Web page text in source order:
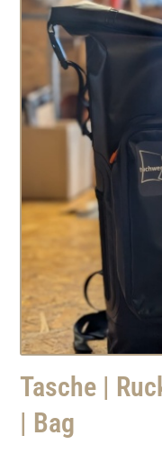
Tasche |
| Bag